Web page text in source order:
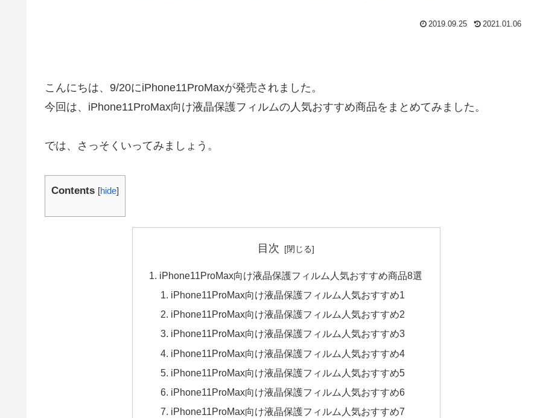
2019.09.25 2021.01.06
こんにちは、9/20にiPhone11ProMaxが発売されました。
今回は、iPhone11ProMax向け液晶保護フィルムの人気おすすめ商品をまとめてみました。
では、さっそくいってみましょう。
Contents [hide]
目次
iPhone11ProMax向け液晶保護フィルム人気おすすめ商品8選
iPhone11ProMax向け液晶保護フィルム人気おすすめ1
iPhone11ProMax向け液晶保護フィルム人気おすすめ2
iPhone11ProMax向け液晶保護フィルム人気おすすめ3
iPhone11ProMax向け液晶保護フィルム人気おすすめ4
iPhone11ProMax向け液晶保護フィルム人気おすすめ5
iPhone11ProMax向け液晶保護フィルム人気おすすめ6
iPhone11ProMax向け液晶保護フィルム人気おすすめ7